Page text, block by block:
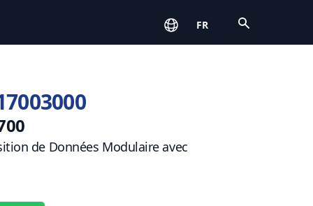
FR
de Données Modulaire avec